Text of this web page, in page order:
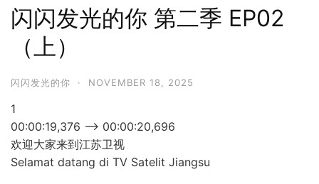
闪闪发光的你 第二季 EP02
（上）
闪闪发光的你 · NOVEMBER 18, 2025
1
00:00:19,376 –> 00:00:20,696
欢迎大家来到江苏卫视
Selamat datang di TV Satelit Jiangsu